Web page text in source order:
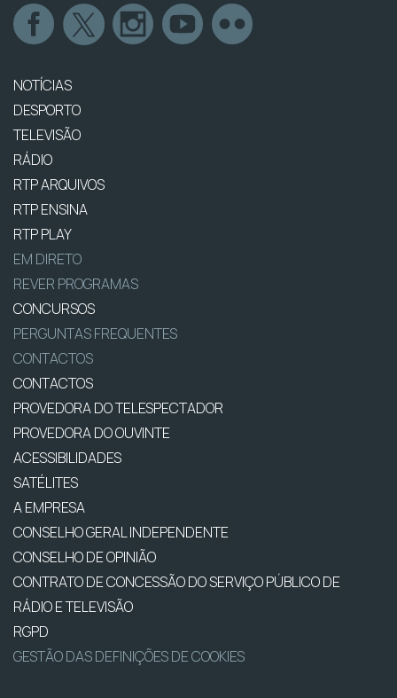
NOTÍCIAS
DESPORTO
TELEVISÃO
RÁDIO
RTP ARQUIVOS
RTP ENSINA
RTP PLAY
EM DIRETO
REVER PROGRAMAS
CONCURSOS
PERGUNTAS FREQUENTES
CONTACTOS
CONTACTOS
PROVEDORA DO TELESPECTADOR
PROVEDORA DO OUVINTE
ACESSIBILIDADES
SATÉLITES
A EMPRESA
CONSELHO GERAL INDEPENDENTE
CONSELHO DE OPINIÃO
CONTRATO DE CONCESSÃO DO SERVIÇO PÚBLICO DE
RÁDIO E TELEVISÃO
RGPD
GESTÃO DAS DEFINIÇÕES DE COOKIES